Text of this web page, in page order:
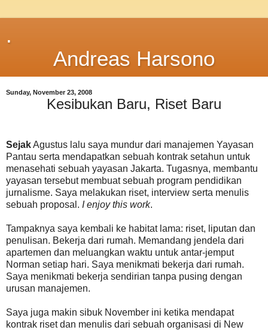
.
Andreas Harsono
Sunday, November 23, 2008
Kesibukan Baru, Riset Baru
SejakAgustus lalu saya mundur dari manajemen Yayasan
Pantau serta mendapatkan sebuah kontrak setahun untuk
menasehati sebuah yayasan Jakarta. Tugasnya, membantu
yayasan tersebut membuat sebuah program pendidikan
jurnalisme. Saya melakukan riset, interview serta menulis
sebuah proposal. I enjoy this work.
Tampaknya saya kembali ke habitat lama: riset, liputan dan
penulisan. Bekerja dari rumah. Memandang jendela dari
apartemen dan meluangkan waktu untuk antar-jemput
Norman setiap hari. Saya menikmati bekerja dari rumah.
Saya menikmati bekerja sendirian tanpa pusing dengan
urusan manajemen.
Saya juga makin sibuk November ini ketika mendapat
kontrak riset dan menulis dari sebuah organisasi di New